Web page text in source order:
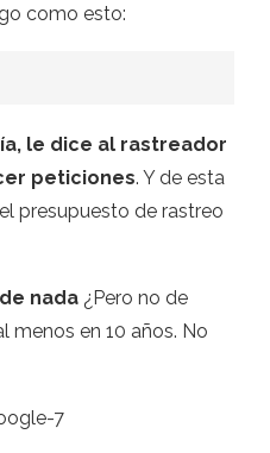
como esto:
le dice al rastreador
peticiones. Y de esta
presupuesto de rastreo
nada ¿Pero no de
menos en 10 años. No